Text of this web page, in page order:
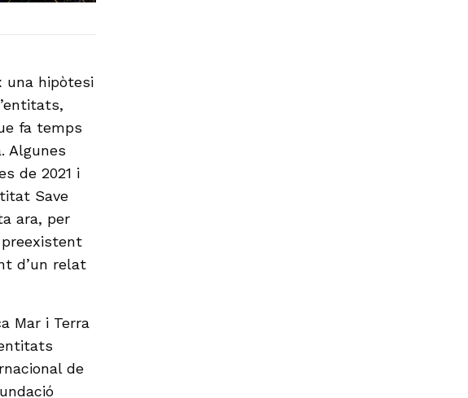
una hipòtesi
fa temps
Algunes
de 2021 i
Save
ara, per
d’un relat
Mar i Terra
de